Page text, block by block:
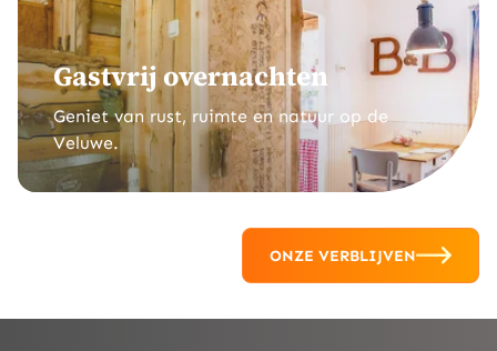
Gastvrij overnachten
Geniet van rust, ruimte en natuur op de
Veluwe.
ONZE VERBLIJVEN